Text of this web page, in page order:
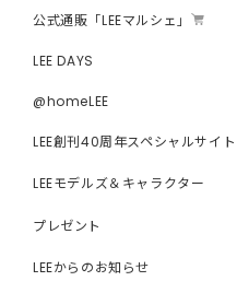
公式通販「LEEマルシェ」
LEE DAYS
@homeLEE
LEE創刊40周年スペシャルサイト
LEEモデルズ＆キャラクター
プレゼント
LEEからのお知らせ